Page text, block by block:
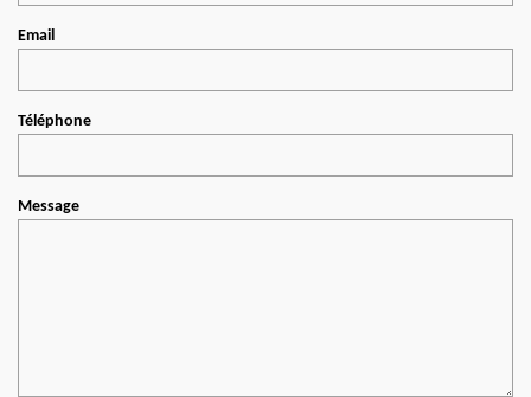
Email
Téléphone
Message